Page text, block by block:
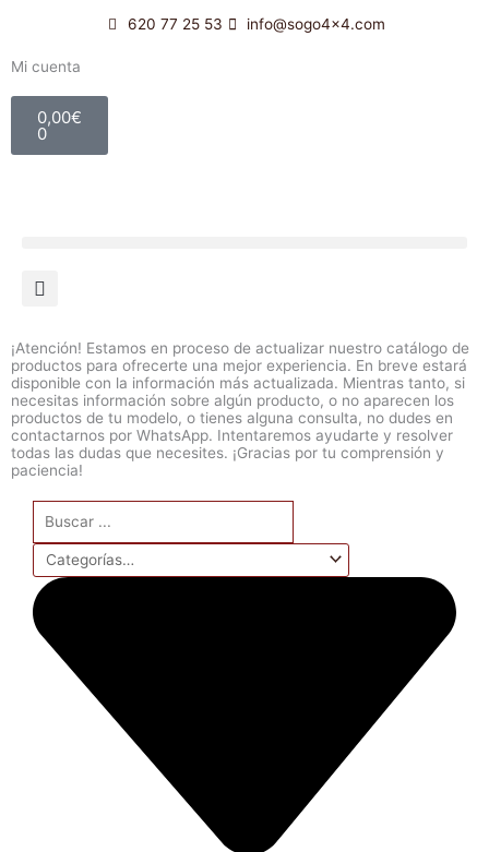
contenido
620 77 25 53 info@sogo4x4.com
Mi cuenta
0,00€
0
Carrito
¡Atención! Estamos en proceso de actualizar nuestro catálogo de
productos para ofrecerte una mejor experiencia. En breve estará
disponible con la información más actualizada. Mientras tanto, si
necesitas información sobre algún producto, o no aparecen los
productos de tu modelo, o tienes alguna consulta, no dudes en
contactarnos por WhatsApp. Intentaremos ayudarte y resolver
todas las dudas que necesites. ¡Gracias por tu comprensión y
paciencia!
Search
...